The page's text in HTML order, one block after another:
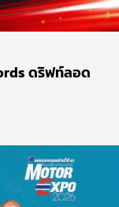
ดริฟท์ลอด